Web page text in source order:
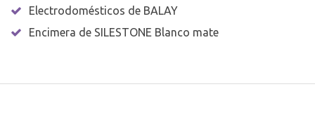
Electrodomésticos de BALAY
Encimera de SILESTONE Blanco mate